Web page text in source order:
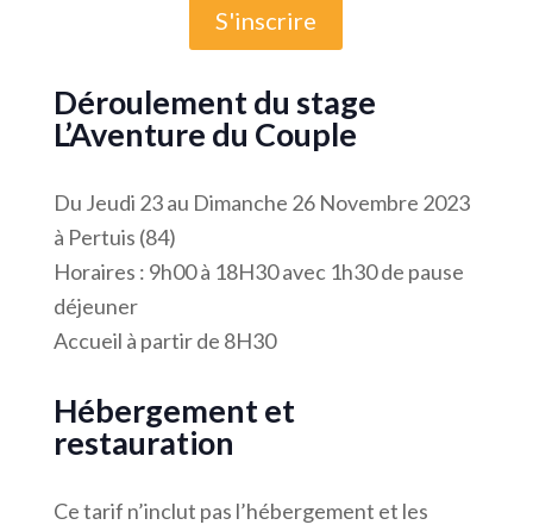
S'inscrire
Déroulement du stage
L’Aventure du Couple
Du Jeudi 23 au Dimanche 26 Novembre 2023
à Pertuis (84)
Horaires : 9h00 à 18H30 avec 1h30 de pause
déjeuner
Accueil à partir de 8H30
Hébergement et
restauration
Ce tarif n’inclut pas l’hébergement et les